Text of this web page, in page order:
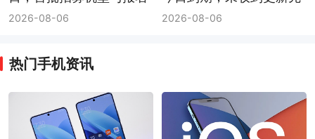
入口仍待官方说明
2026-08-06
核对三项
2026-08-06
热门手机资讯